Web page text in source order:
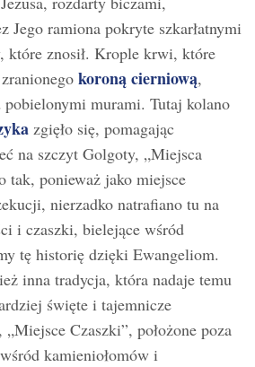
Jego ramiona pokryte szkarłatnymi
które znosił. Krople krwi, które
koroną cierniową,
pobielonymi murami. Tutaj kolano
zgięło się, pomagając
na szczyt Golgoty, „Miejsca
tak, ponieważ jako miejsce
nierzadko natrafiano tu na
i czaszki, bielejące wśród
tę historię dzięki Ewangeliom.
inna tradycja, która nadaje temu
święte i tajemnicze
Czaszki”, położone poza
kamieniołomów i